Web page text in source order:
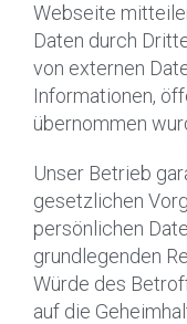
Webseite
Daten durch
von externen
Informationen,
übernommen
Unser Betrieb
gesetzlichen
persönlichen
grundlegenden
Würde des
auf die